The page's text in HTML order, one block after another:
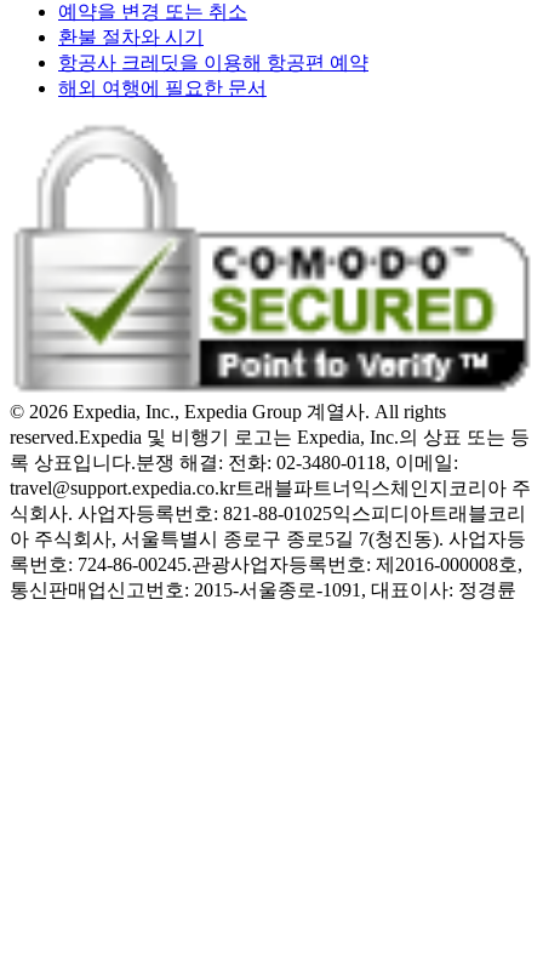
예약을 변경 또는 취소
환불 절차와 시기
항공사 크레딧을 이용해 항공편 예약
해외 여행에 필요한 문서
© 2026 Expedia, Inc., Expedia Group 계열사. All rights
reserved.Expedia 및 비행기 로고는 Expedia, Inc.의 상표 또는 등
록 상표입니다.분쟁 해결: 전화: 02-3480-0118, 이메일:
travel@support.expedia.co.kr트래블파트너익스체인지코리아 주
식회사. 사업자등록번호: 821-88-01025익스피디아트래블코리
아 주식회사, 서울특별시 종로구 종로5길 7(청진동). 사업자등
록번호: 724-86-00245.관광사업자등록번호: 제2016-000008호,
통신판매업신고번호: 2015-서울종로-1091, 대표이사: 정경륜